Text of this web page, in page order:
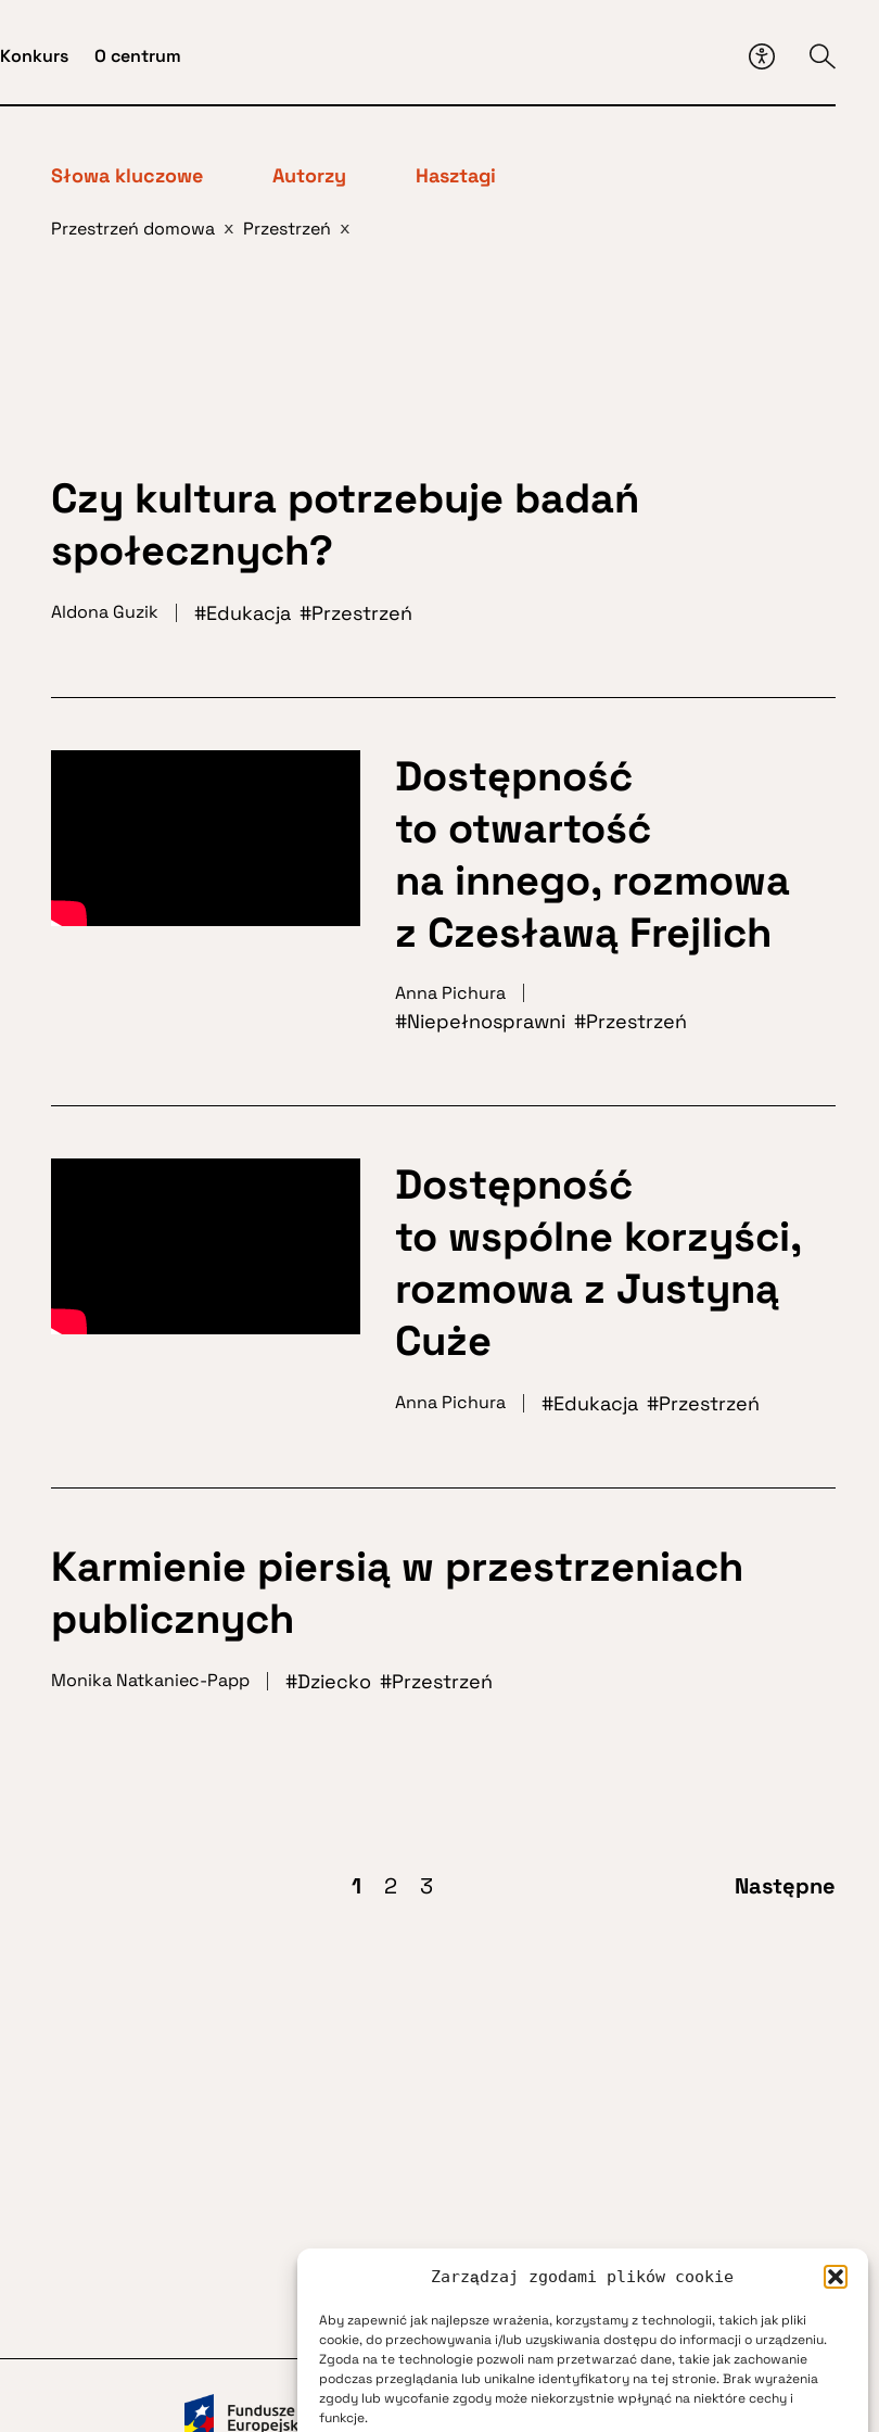
Zarządzaj zgodami plików cookie
Aby zapewnić jak najlepsze wrażenia, korzystamy z technologii, takich jak pliki
cookie, do przechowywania i/lub uzyskiwania dostępu do informacji o urządzeniu.
Zgoda na te technologie pozwoli nam przetwarzać dane, takie jak zachowanie
podczas przeglądania lub unikalne identyfikatory na tej stronie. Brak wyrażenia
zgody lub wycofanie zgody może niekorzystnie wpłynąć na niektóre cechy i
funkcje.
Konkurs O centrum
Słowa kluczowe Autorzy Hasztagi
Przestrzeń domowa x Przestrzeń x
Czy kultura potrzebuje badań
społecznych?
Aldona Guzik Edukacja Przestrzeń
Dostępność
to otwartość
na innego, rozmowa
z Czesławą Frejlich
Anna Pichura
Niepełnosprawni Przestrzeń
Dostępność
to wspólne korzyści,
rozmowa z Justyną
Cuże
Anna Pichura Edukacja Przestrzeń
Karmienie piersią w przestrzeniach
publicznych
Monika Natkaniec-Papp Dziecko Przestrzeń
1 2 3 Następne